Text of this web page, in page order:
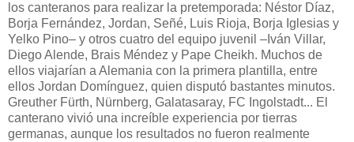
los canteranos para realizar la pretemporada: Néstor Díaz,
Borja Fernández, Jordan, Señé, Luis Rioja, Borja Iglesias y
Yelko Pino– y otros cuatro del equipo juvenil –Iván Villar,
Diego Alende, Brais Méndez y Pape Cheikh. Muchos de
ellos viajarían a Alemania con la primera plantilla, entre
ellos Jordan Domínguez, quien disputó bastantes minutos.
Greuther Fürth, Nürnberg, Galatasaray, FC Ingolstadt... El
canterano vivió una increíble experiencia por tierras
germanas, aunque los resultados no fueron realmente